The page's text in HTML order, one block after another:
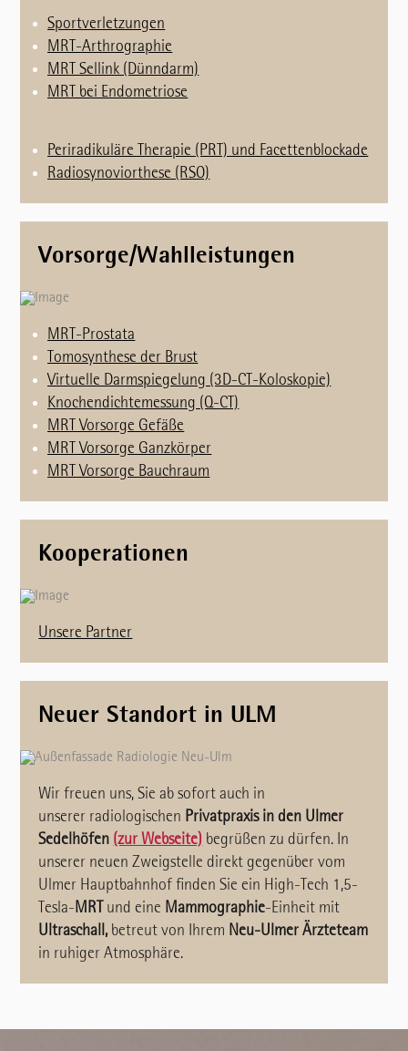
Sportverletzungen
MRT-Arthrographie
MRT Sellink (Dünndarm)
MRT bei Endometriose
Periradikuläre Therapie (PRT) und Facettenblockade
Radiosynoviorthese (RSO)
Vorsorge/Wahlleistungen
MRT-Prostata
Tomosynthese der Brust
Virtuelle Darmspiegelung (3D-CT-Koloskopie)
Knochendichtemessung (Q-CT)
MRT Vorsorge Gefäße
MRT Vorsorge Ganzkörper
MRT Vorsorge Bauchraum
Kooperationen
Unsere Partner
Neuer Standort in ULM
Wir freuen uns, Sie ab sofort auch in
unserer radiologischen Privatpraxis in den Ulmer
Sedelhöfen (zur Webseite) begrüßen zu dürfen. In
unserer neuen Zweigstelle direkt gegenüber vom
Ulmer Hauptbahnhof finden Sie ein High-Tech 1,5-
Tesla- MRT und eine Mammographie-Einheit mit
Ultraschall, betreut von Ihrem Neu-Ulmer Ärzteteam
in ruhiger Atmosphäre.